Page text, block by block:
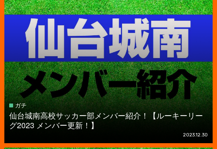
ガチ
仙台城南高校サッカー部メンバー紹介！【ルーキーリー
グ2023 メンバー更新！】
2023.12.30